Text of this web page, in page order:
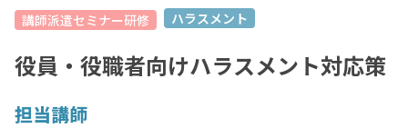
講師派遣セミナー研修 ハラスメント
役員・役職者向けハラスメント対応策
担当講師